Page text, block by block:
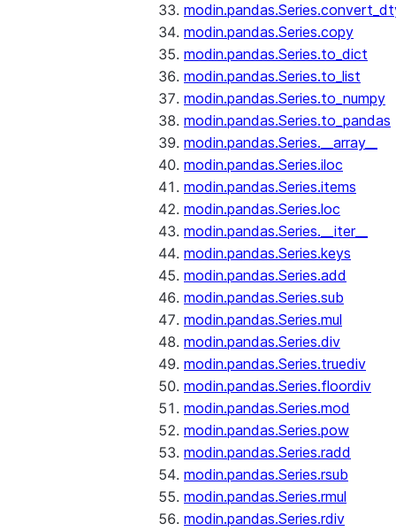
modin.pandas.Series.copy
modin.pandas.Series.to_dict
modin.pandas.Series.to_list
modin.pandas.Series.to_numpy
modin.pandas.Series.to_pandas
modin.pandas.Series.__array__
modin.pandas.Series.iloc
modin.pandas.Series.items
modin.pandas.Series.loc
modin.pandas.Series.__iter__
modin.pandas.Series.keys
modin.pandas.Series.add
modin.pandas.Series.sub
modin.pandas.Series.mul
modin.pandas.Series.div
modin.pandas.Series.truediv
modin.pandas.Series.floordiv
modin.pandas.Series.mod
modin.pandas.Series.pow
modin.pandas.Series.radd
modin.pandas.Series.rsub
modin.pandas.Series.rmul
modin.pandas.Series.rdiv